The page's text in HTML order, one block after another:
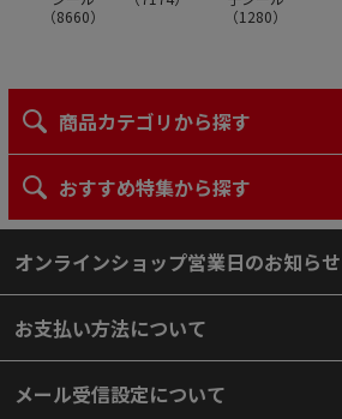
（8660）
（1280）
商品カテゴリから探す
おすすめ特集から探す
オンラインショップ営業日のお知らせ
お支払い方法について
メール受信設定について